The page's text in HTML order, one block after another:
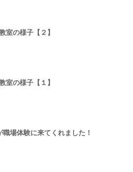
室の様子【２】
室の様子【１】
職場体験に来てくれました！